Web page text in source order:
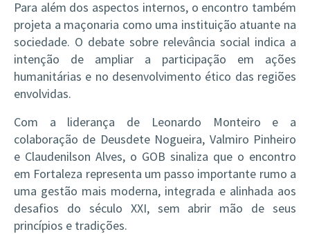
Para além dos aspectos internos, o encontro também
projeta a maçonaria como uma instituição atuante na
sociedade. O debate sobre relevância social indica a
intenção de ampliar a participação em ações
humanitárias e no desenvolvimento ético das regiões
envolvidas.
Com a liderança de Leonardo Monteiro e a
colaboração de Deusdete Nogueira, Valmiro Pinheiro
e Claudenilson Alves, o GOB sinaliza que o encontro
em Fortaleza representa um passo importante rumo a
uma gestão mais moderna, integrada e alinhada aos
desafios do século XXI, sem abrir mão de seus
princípios e tradições.